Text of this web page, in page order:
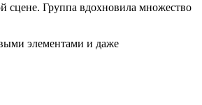
сцене. Группа вдохновила множество
элементами и даже